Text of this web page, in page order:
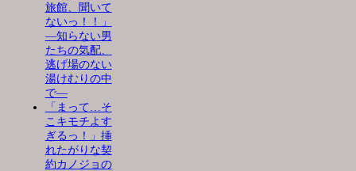
旅館、聞いて
ないっ！！」
―知らない男
たちの気配、
逃げ場のない
湯けむりの中
で―
「まって…そ
こキモチよす
ぎるっ！」挿
れたがりな契
約カノジョの